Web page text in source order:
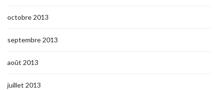
octobre 2013
septembre 2013
août 2013
juillet 2013